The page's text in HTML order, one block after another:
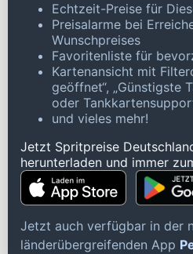
Echtzeit-Preise für
Preisalarme bei
Wunschpreises
Favoritenliste für
Kartenansicht mit
geöffnet“, „Günstigste
oder
und vieles mehr!
Jetzt Spritpreise
herunterladen und immer
Jetzt auch verfügbar in der
länderübergreifenden App